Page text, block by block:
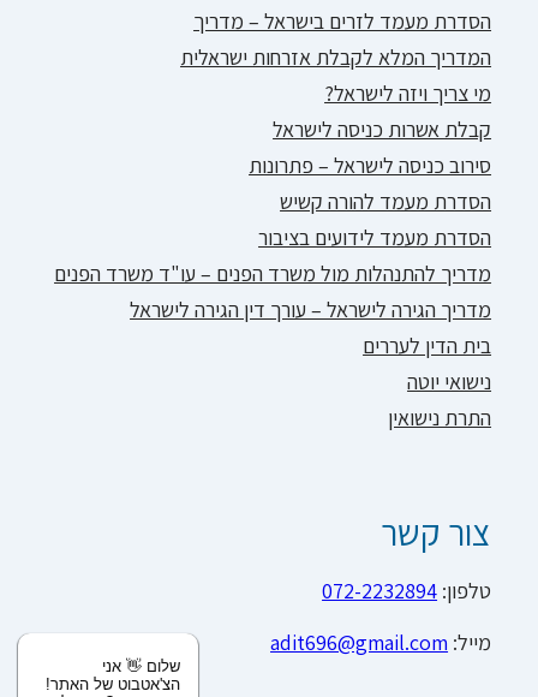
הסדרת מעמד לזרים בישראל – מדריך
המדריך המלא לקבלת אזרחות ישראלית
מי צריך ויזה לישראל?
קבלת אשרות כניסה לישראל
סירוב כניסה לישראל – פתרונות
הסדרת מעמד להורה קשיש
הסדרת מעמד לידועים בציבור
מדריך להתנהלות מול משרד הפנים – עו"ד משרד הפנים
מדריך הגירה לישראל – עורך דין הגירה לישראל
בית הדין לעררים
נישואי יוטה
התרת נישואין
צור קשר
טלפון: 072-2232894
מייל: adit696@gmail.com
שלום 👋 אני
הצ'אטבוט של האתר!